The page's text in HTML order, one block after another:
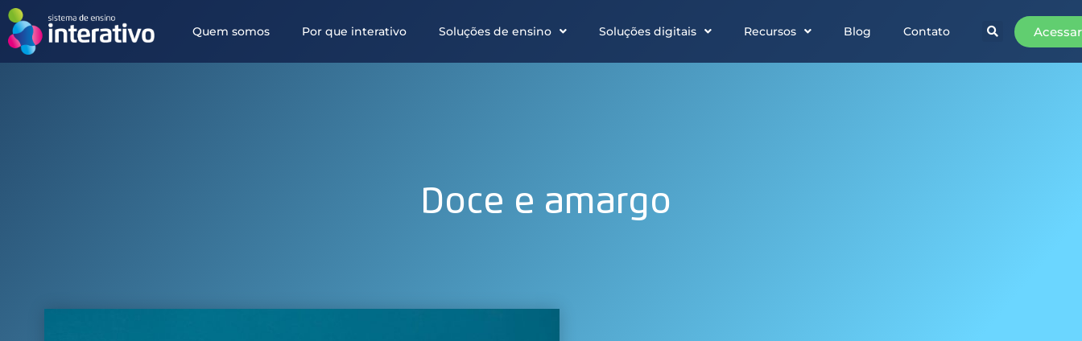
Quem somos Por que interativo Soluções de ensino Soluções digitais Recursos Blog Contato Acessar
Doce e amargo